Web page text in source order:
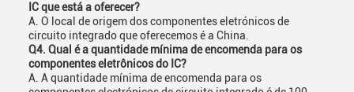
IC que está a oferecer?
A. O local de origem dos componentes eletrónicos de
circuito integrado que oferecemos é a China.
Q4. Qual é a quantidade mínima de encomenda para os
componentes eletrônicos do IC?
A. A quantidade mínima de encomenda para os